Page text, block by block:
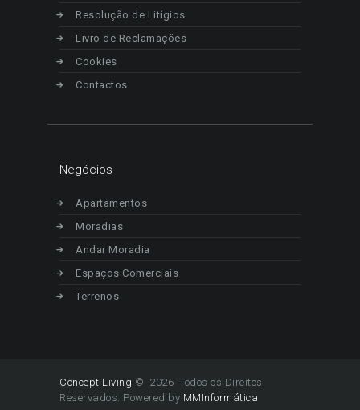
Resolução de Litígios
Livro de Reclamações
Cookies
Contactos
Negócios
Apartamentos
Moradias
Andar Moradia
Espaços Comerciais
Terrenos
Concept Living © 2026 Todos os Direitos
Reservados. Powered by MMInformática